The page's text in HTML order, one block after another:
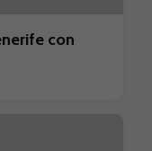
con